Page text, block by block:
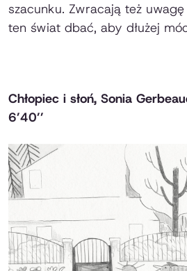
szacunku. Zwracają też
ten świat dbać, aby dłużej
Chłopiec i słoń, Sonia
6’40’’